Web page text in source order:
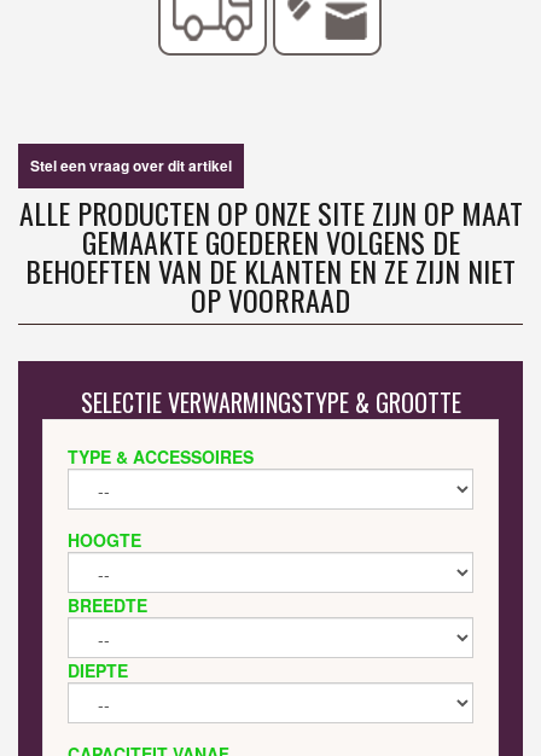
Stel een vraag over dit artikel
ALLE PRODUCTEN OP ONZE SITE ZIJN OP MAAT
GEMAAKTE GOEDEREN VOLGENS DE
BEHOEFTEN VAN DE KLANTEN EN ZE ZIJN NIET
OP VOORRAAD
SELECTIE VERWARMINGSTYPE & GROOTTE
TYPE & ACCESSOIRES
HOOGTE
BREEDTE
DIEPTE